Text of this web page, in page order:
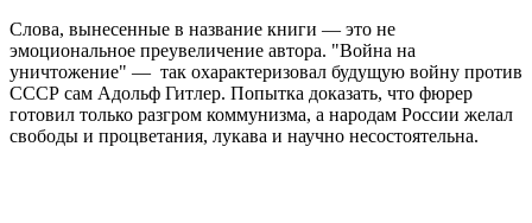
Слова, вынесенные в название книги — это не
эмоциональное преувеличение автора. "Война на
уничтожение" — так охарактеризовал будущую войну против
СССР сам Адольф Гитлер. Попытка доказать, что фюрер
готовил только разгром коммунизма, а народам России желал
свободы и процветания, лукава и научно несостоятельна.